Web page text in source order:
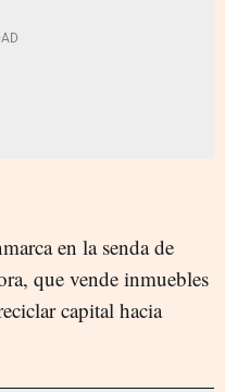
en la senda de
que vende inmuebles
capital hacia